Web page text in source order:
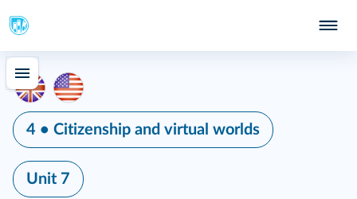
4 • Citizenship and virtual worlds
Unit 7